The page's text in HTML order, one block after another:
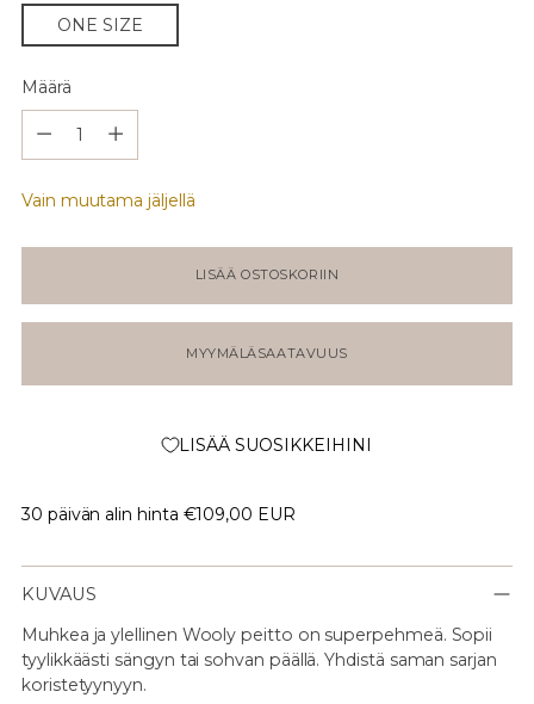
ONE SIZE
Määrä
Vain muutama jäljellä
LISÄÄ OSTOSKORIIN
MYYMÄLÄSAATAVUUS
LISÄÄ SUOSIKKEIHINI
30 päivän alin hinta €109,00 EUR
KUVAUS
Muhkea ja ylellinen Wooly peitto on superpehmeä. Sopii
tyylikkäästi sängyn tai sohvan päällä. Yhdistä saman sarjan
koristetyynyyn.